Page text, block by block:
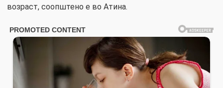
возраст, соопштено е во Атина.